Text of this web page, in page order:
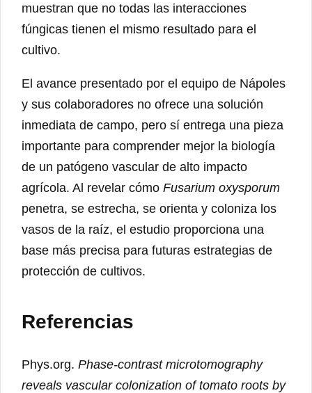
muestran que no todas las interacciones
fúngicas tienen el mismo resultado para el
cultivo.
El avance presentado por el equipo de Nápoles
y sus colaboradores no ofrece una solución
inmediata de campo, pero sí entrega una pieza
importante para comprender mejor la biología
de un patógeno vascular de alto impacto
agrícola. Al revelar cómo Fusarium oxysporum
penetra, se estrecha, se orienta y coloniza los
vasos de la raíz, el estudio proporciona una
base más precisa para futuras estrategias de
protección de cultivos.
Referencias
Phys.org. Phase-contrast microtomography
reveals vascular colonization of tomato roots by